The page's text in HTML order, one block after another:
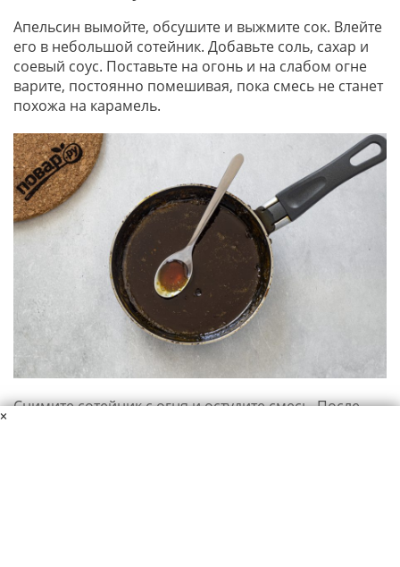
Апельсин вымойте, обсушите и выжмите сок. Влейте
его в небольшой сотейник. Добавьте соль, сахар и
соевый соус. Поставьте на огонь и на слабом огне
варите, постоянно помешивая, пока смесь не станет
похожа на карамель.
Снимите сотейник с огня и остудите смесь. После
×